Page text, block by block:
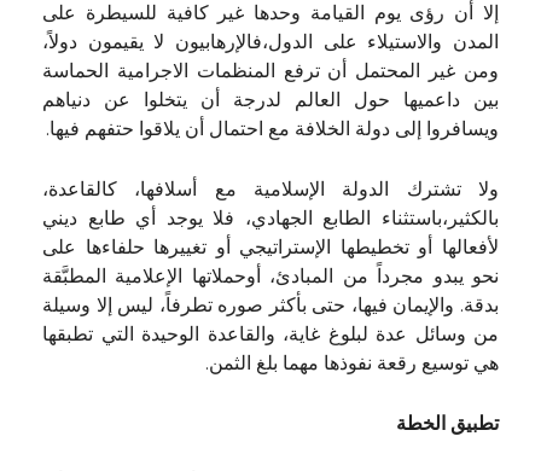
إلا أن رؤى يوم القيامة وحدها غير كافية للسيطرة على
المدن والاستيلاء على الدول،فالإرهابيون لا يقيمون دولاً،
ومن غير المحتمل أن ترفع المنظمات الاجرامية الحماسة
بين داعميها حول العالم لدرجة أن يتخلوا عن دنياهم
ويسافروا إلى دولة الخلافة مع احتمال أن يلاقوا حتفهم فيها.
ولا تشترك الدولة الإسلامية مع أسلافها، كالقاعدة،
بالكثير،باستثناء الطابع الجهادي، فلا يوجد أي طابع ديني
لأفعالها أو تخطيطها الإستراتيجي أو تغييرها حلفاءها على
نحو يبدو مجرداً من المبادئ، أوحملاتها الإعلامية المطبَّقة
بدقة. والإيمان فيها، حتى بأكثر صوره تطرفاً، ليس إلا وسيلة
من وسائل عدة لبلوغ غاية، والقاعدة الوحيدة التي تطبقها
هي توسيع رقعة نفوذها مهما بلغ الثمن.
تطبيق الخطة